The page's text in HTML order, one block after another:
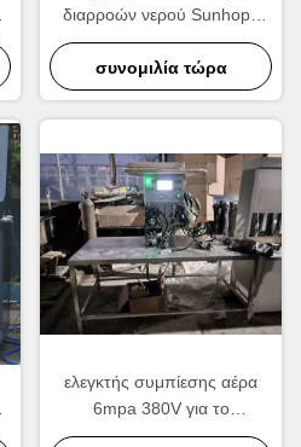
διαρροών νερού Sunhope
θερμοκρασίας δωματίου
συνομιλία τώρα
ελεγκτής συμπίεσης αέρα
6mpa 380V για το
θερμαντικό σώμα